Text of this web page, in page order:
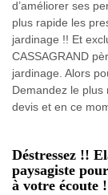
d’améliorer ses
plus rapide les
jardinage !! Et
CASSAGRAND
jardinage. Alors
Demandez le plus
devis et en ce
Déstressez !!
paysagiste
à votre écoute !